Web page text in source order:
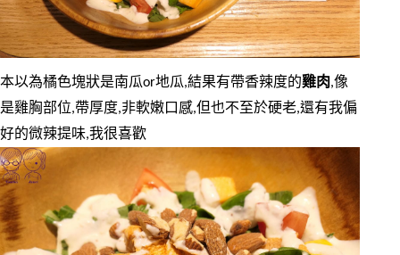
本以為橘色塊狀是南瓜or地瓜,結果有帶香辣度的雞肉,像
是雞胸部位,帶厚度,非軟嫩口感,但也不至於硬老,還有我偏
好的微辣提味,我很喜歡